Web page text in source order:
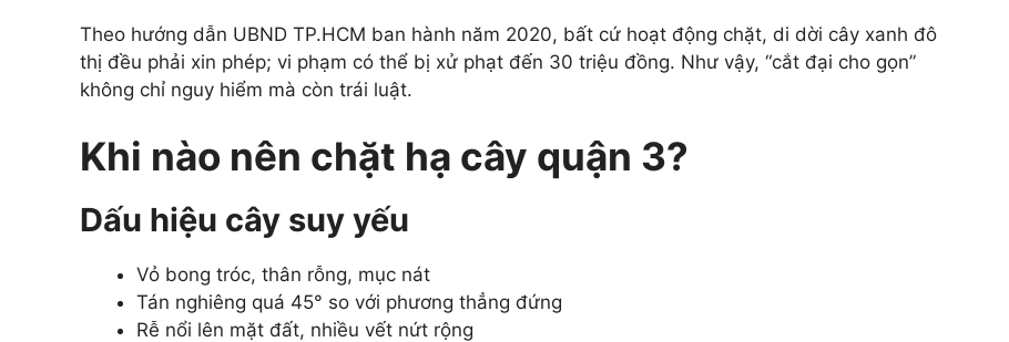
Theo hướng dẫn UBND TP.HCM ban hành năm 2020, bất cứ hoạt động chặt, di dời cây xanh đô
thị đều phải xin phép; vi phạm có thể bị xử phạt đến 30 triệu đồng. Như vậy, “cắt đại cho gọn”
không chỉ nguy hiểm mà còn trái luật.
Khi nào nên chặt hạ cây quận 3?
Dấu hiệu cây suy yếu
Vỏ bong tróc, thân rỗng, mục nát
Tán nghiêng quá 45° so với phương thẳng đứng
Rễ nổi lên mặt đất, nhiều vết nứt rộng